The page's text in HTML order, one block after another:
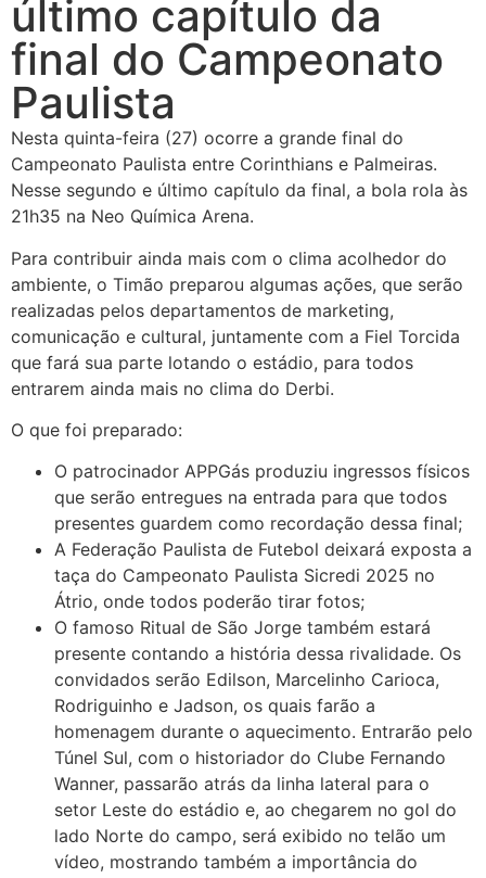
último capítulo da
final do Campeonato
Paulista
Nesta quinta-feira (27) ocorre a grande final do
Campeonato Paulista entre Corinthians e Palmeiras.
Nesse segundo e último capítulo da final, a bola rola às
21h35 na Neo Química Arena.
Para contribuir ainda mais com o clima acolhedor do
ambiente, o Timão preparou algumas ações, que serão
realizadas pelos departamentos de marketing,
comunicação e cultural, juntamente com a Fiel Torcida
que fará sua parte lotando o estádio, para todos
entrarem ainda mais no clima do Derbi.
O que foi preparado:
O patrocinador APPGás produziu ingressos físicos
que serão entregues na entrada para que todos
presentes guardem como recordação dessa final;
A Federação Paulista de Futebol deixará exposta a
taça do Campeonato Paulista Sicredi 2025 no
Átrio, onde todos poderão tirar fotos;
O famoso Ritual de São Jorge também estará
presente contando a história dessa rivalidade. Os
convidados serão Edilson, Marcelinho Carioca,
Rodriguinho e Jadson, os quais farão a
homenagem durante o aquecimento. Entrarão pelo
Túnel Sul, com o historiador do Clube Fernando
Wanner, passarão atrás da linha lateral para o
setor Leste do estádio e, ao chegarem no gol do
lado Norte do campo, será exibido no telão um
vídeo, mostrando também a importância do